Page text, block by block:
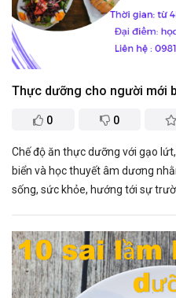
Thực dưỡng cho người mới
0 0
Chế độ ăn thực dưỡng với gạo
biển và học thuyết âm dương
sống, sức khỏe, hướng tới sự